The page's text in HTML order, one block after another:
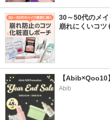
30～50代のメ
崩れにくいコツ
【Abib×Qoo10
Abib